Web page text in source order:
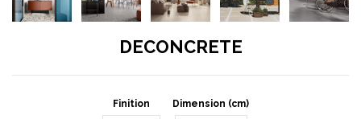
DECONCRETE
Finition Dimension (cm)